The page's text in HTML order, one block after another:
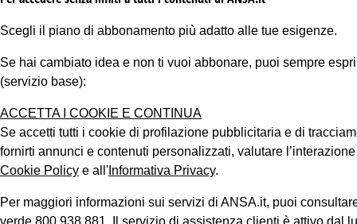
Scegli il piano di abbonamento più adatto alle tue esigenze.
Se hai cambiato idea e non ti vuoi abbonare, puoi sempre
(servizio base):
ACCETTA I COOKIE E CONTINUA
Se accetti tutti i cookie di profilazione pubblicitaria e di
fornirti annunci e contenuti personalizzati, valutare
Cookie Policy e all' Informativa Privacy.
Per maggiori informazioni sui servizi di ANSA.it, puoi
verde 800 938 881. Il servizio di assistenza clienti è attivo dal